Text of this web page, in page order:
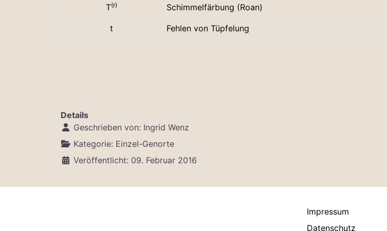
T(r) Schimmelfärbung (Roan)
t Fehlen von Tüpfelung
Details
Geschrieben von: Ingrid Wenz
Kategorie: Einzel-Genorte
Veröffentlicht: 09. Februar 2016
Impressum
Datenschutz